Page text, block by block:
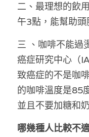
民主派騙案十
美西霸凌內幕
美西極權主義
真相直擊
極端暴恐實錄
林淑芳專欄
朱庭萱專欄
莫綺琪專欄
黃萬成專欄
招國偉專欄
絕密法庭檔案
屠龍小隊案
黎智英案審訊
支聯會案
35+顛覆案
吃喝玩指南
休閒好介紹
親子
花生仔漫畫週
關於我們
人才招聘
投稿熱線
商戶合作
搜索
繁體中文
繁體中文
二、最理想的飲
午3點，能幫助頭
三 、咖啡不能過
癌症研究中心（
致癌症的不是咖
的咖啡溫度是85
並且不要加糖和
哪幾種人比較不